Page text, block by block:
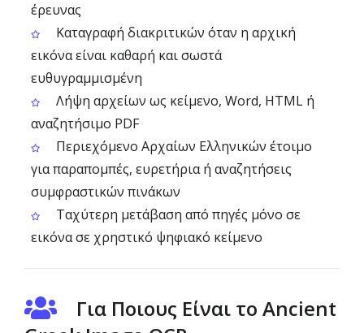
έρευνας
Καταγραφή διακριτικών όταν η αρχική
εικόνα είναι καθαρή και σωστά
ευθυγραμμισμένη
Λήψη αρχείων ως κείμενο, Word, HTML ή
αναζητήσιμο PDF
Περιεχόμενο Αρχαίων Ελληνικών έτοιμο
για παραπομπές, ευρετήρια ή αναζητήσεις
συμφραστικών πινάκων
Ταχύτερη μετάβαση από πηγές μόνο σε
εικόνα σε χρηστικό ψηφιακό κείμενο
Για Ποιους Είναι το Ancient